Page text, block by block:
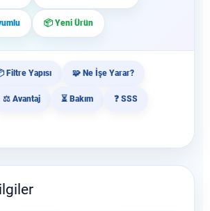
📦 Yeni Ürün
Filtre Yapısı 🧩 Ne İşe Yarar?
⚖️ Avantaj ⏳ Bakım ❓ SSS